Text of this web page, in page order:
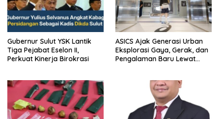
Gubernur Sulut YSK Lantik
Tiga Pejabat Eselon II,
Perkuat Kinerja Birokrasi
ASICS Ajak Generasi Urban
Eksplorasi Gaya, Gerak, dan
Pengalaman Baru Lewat